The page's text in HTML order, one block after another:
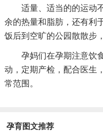
适量、适当的的运动
余的热量和脂肪，还有利
饭后到空旷的公园散散步
孕妈们在孕期注意饮
动，定期产检，配合医生
常范围。
孕育图文推荐